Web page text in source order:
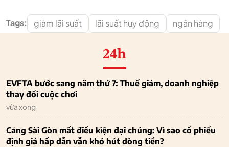
Tags: giảm lãi suất lãi suất huy động ngân hàng
24h
EVFTA bước sang năm thứ 7: Thuế giảm, doanh nghiệp
thay đổi cuộc chơi
vừa xong
Cảng Sài Gòn mất điều kiện đại chúng: Vì sao cổ phiếu
định giá hấp dẫn vẫn khó hút dòng tiền?